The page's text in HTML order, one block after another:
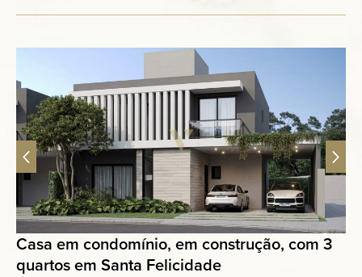
Casa em condomínio, em construção, com 3
quartos em Santa Felicidade